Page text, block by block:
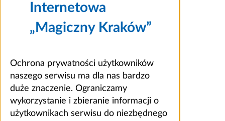
Internetowa
„Magiczny Kraków”
Ochrona prywatności użytkowników
naszego serwisu ma dla nas bardzo
duże znaczenie. Ograniczamy
wykorzystanie i zbieranie informacji o
użytkownikach serwisu do niezbędnego